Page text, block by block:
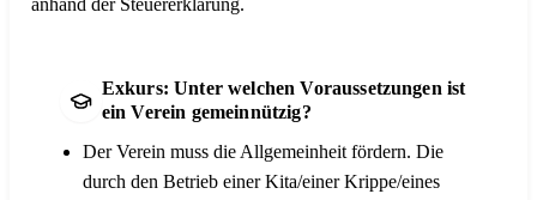
anhand der Steuererklärung.
Exkurs: Unter welchen Voraussetzungen ist
ein Verein gemeinnützig?
Der Verein muss die Allgemeinheit fördern. Die
durch den Betrieb einer Kita/einer Krippe/eines